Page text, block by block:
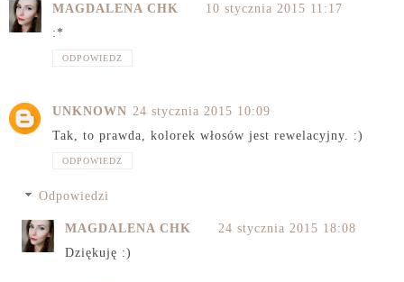
MAGDALENA CHK
10 stycznia 2015 11:17
:*
ODPOWIEDZ
UNKNOWN 24 stycznia 2015 10:09
Tak, to prawda, kolorek włosów jest rewelacyjny. :)
ODPOWIEDZ
Odpowiedzi
MAGDALENA CHK
24 stycznia 2015 18:08
Dziękuję :)